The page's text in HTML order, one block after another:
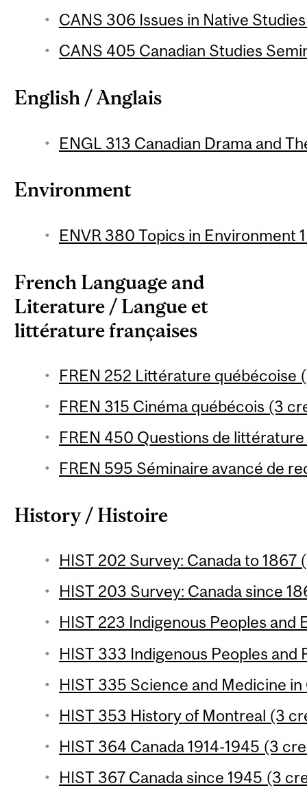
CANS 306 Issues in Native
CANS 405 Canadian Studies
English / Anglais
ENGL 313 Canadian Drama and
Environment
ENVR 380 Topics in Environment
French Language and
Literature / Langue et
littérature françaises
FREN 252 Littérature québécoise
FREN 315 Cinéma québécois (3
FREN 450 Questions de
FREN 595 Séminaire avancé de
History / Histoire
HIST 202 Survey: Canada to 1867
HIST 203 Survey: Canada since
HIST 223 Indigenous Peoples and
HIST 333 Indigenous Peoples
HIST 335 Science and Medicine
HIST 353 History of Montreal (3
HIST 364 Canada 1914-1945 (3
HIST 367 Canada since 1945 (3